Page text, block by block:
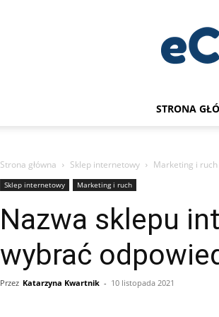
STRONA
Strona główna Sklep internetowy Marketing i ruch
Sklep internetowy Marketing i ruch
Nazwa sklepu
wybrać
Przez Katarzyna Kwartnik - 10 listopada 2021